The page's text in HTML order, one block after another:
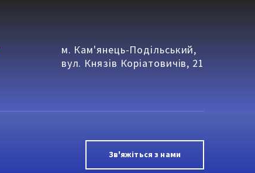
м. Кам'янець-Подільський,
вул. Князів Коріатовичів, 21
Зв'яжіться з нами